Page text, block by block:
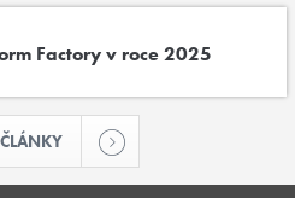
Factory v roce 2025